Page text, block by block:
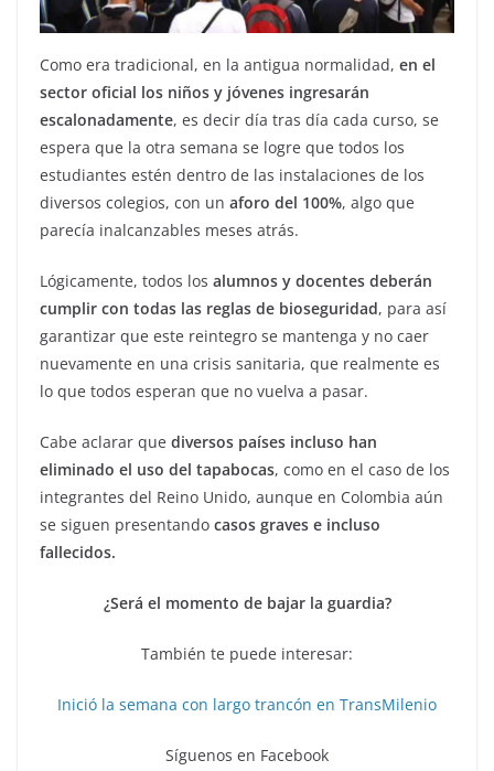
Como era tradicional, en la antigua normalidad, en el
sector oficial los niños y jóvenes ingresarán
escalonadamente, es decir día tras día cada curso, se
espera que la otra semana se logre que todos los
estudiantes estén dentro de las instalaciones de los
diversos colegios, con un aforo del 100%, algo que
parecía inalcanzables meses atrás.
Lógicamente, todos los alumnos y docentes deberán
cumplir con todas las reglas de bioseguridad, para así
garantizar que este reintegro se mantenga y no caer
nuevamente en una crisis sanitaria, que realmente es
lo que todos esperan que no vuelva a pasar.
Cabe aclarar que diversos países incluso han
eliminado el uso del tapabocas, como en el caso de los
integrantes del Reino Unido, aunque en Colombia aún
se siguen presentando casos graves e incluso
fallecidos.
¿Será el momento de bajar la guardia?
También te puede interesar:
Inició la semana con largo trancón en TransMilenio
Síguenos en Facebook